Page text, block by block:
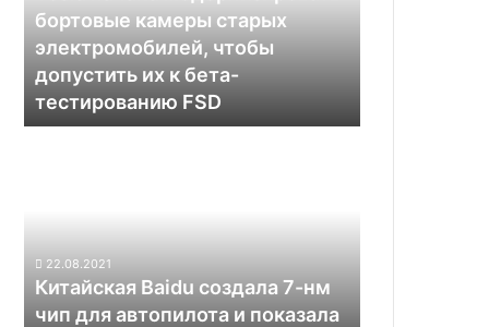
старых
электромобилей,
чтобы
допустить
их
к
бортовые камеры старых
электромобилей, чтобы
допустить их к бета-
тестированию FSD
для
автопилота
22.08.2021
Китайская Baidu создала 7-нм
чип для автопилота и показала